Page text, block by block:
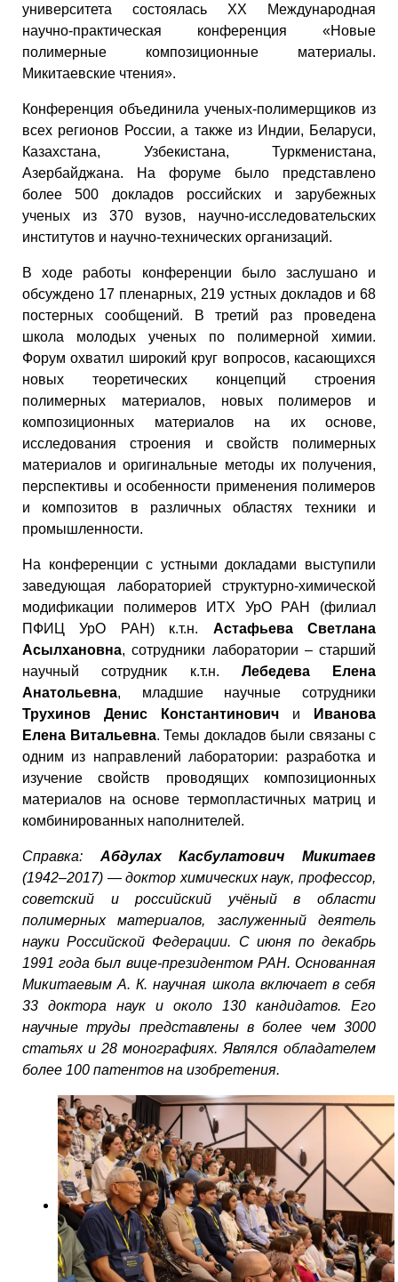
университета состоялась XX Международная
научно-практическая конференция «Новые
полимерные композиционные материалы.
Микитаевские чтения».
Конференция объединила ученых-полимерщиков из
всех регионов России, а также из Индии, Беларуси,
Казахстана, Узбекистана, Туркменистана,
Азербайджана. На форуме было представлено
более 500 докладов российских и зарубежных
ученых из 370 вузов, научно-исследовательских
институтов и научно-технических организаций.
В ходе работы конференции было заслушано и
обсуждено 17 пленарных, 219 устных докладов и 68
постерных сообщений. В третий раз проведена
школа молодых ученых по полимерной химии.
Форум охватил широкий круг вопросов, касающихся
новых теоретических концепций строения
полимерных материалов, новых полимеров и
композиционных материалов на их основе,
исследования строения и свойств полимерных
материалов и оригинальные методы их получения,
перспективы и особенности применения полимеров
и композитов в различных областях техники и
промышленности.
На конференции с устными докладами выступили
заведующая лабораторией структурно-химической
модификации полимеров ИТХ УрО РАН (филиал
ПФИЦ УрО РАН) к.т.н. Астафьева Светлана
Асылхановна, сотрудники лаборатории – старший
научный сотрудник к.т.н. Лебедева Елена
Анатольевна, младшие научные сотрудники
Трухинов Денис Константинович и
Иванова
Елена Витальевна. Темы докладов были связаны с
одним из направлений лаборатории: разработка и
изучение свойств проводящих композиционных
материалов на основе термопластичных матриц и
комбинированных наполнителей.
Справка: Абдулах Касбулатович Микитаев
(1942–2017) — доктор химических наук, профессор,
советский и российский учёный в области
полимерных материалов, заслуженный деятель
науки Российской Федерации. С июня по декабрь
1991 года был вице-президентом РАН. Основанная
Микитаевым А. К. научная школа включает в себя
33 доктора наук и около 130 кандидатов. Его
научные труды представлены в более чем 3000
статьях и 28 монографиях. Являлся обладателем
более 100 патентов на изобретения.